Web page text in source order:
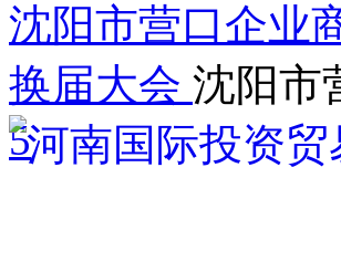
沈阳市营口企业
换届大会 沈阳市
5